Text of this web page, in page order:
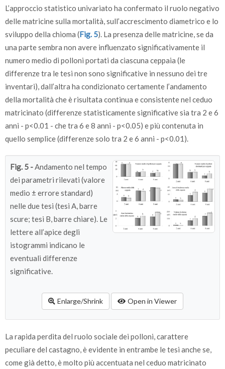
L’approccio statistico univariato ha confermato il ruolo negativo
delle matricine sulla mortalità, sull’accrescimento diametrico e lo
sviluppo della chioma (Fig. 5). La presenza delle matricine, se da
una parte sembra non avere influenzato significativamente il
numero medio di polloni portati da ciascuna ceppaia (le
differenze tra le tesi non sono significative in nessuno dei tre
inventari), dall’altra ha condizionato certamente l’andamento
della mortalità che è risultata continua e consistente nel ceduo
matricinato (differenze statisticamente significative sia tra 2 e 6
anni - p<0.01 - che tra 6 e 8 anni - p<0.05) e più contenuta in
quello semplice (differenze solo tra 2 e 6 anni - p<0.01).
Fig. 5 -Andamento nel tempo
dei parametri rilevati (valore
medio ± errore standard)
nelle due tesi (tesi A, barre
scure; tesi B, barre chiare). Le
lettere all’apice degli
istogrammi indicano le
eventuali differenze
significative.
Enlarge/Shrink Open in Viewer
La rapida perdita del ruolo sociale dei polloni, carattere
peculiare del castagno, è evidente in entrambe le tesi anche se,
come già detto, è molto più accentuata nel ceduo matricinato